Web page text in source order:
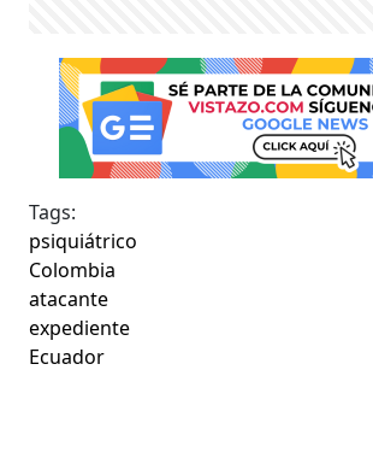
Tags:
psiquiátrico
Colombia
atacante
expediente
Ecuador